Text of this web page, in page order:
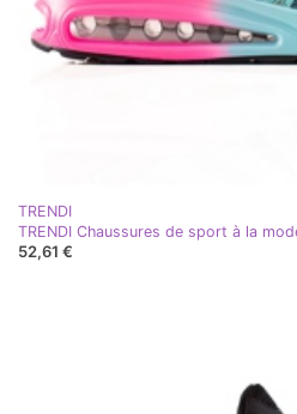
TRENDI
TRENDI Chaussures de sport à la
52,61 €